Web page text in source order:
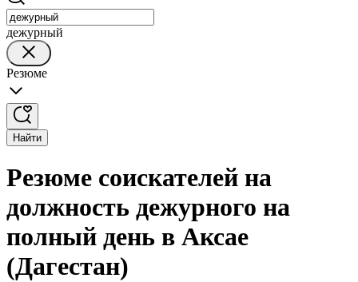
дежурный
Резюме
Найти
Резюме соискателей на
должность дежурного на
полный день в Аксае
(Дагестан)